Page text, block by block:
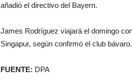
añadió el directivo del Bayern.
James Rodríguez viajará el domingo
Singapur, según confirmó el club bávaro.
FUENTE: DPA